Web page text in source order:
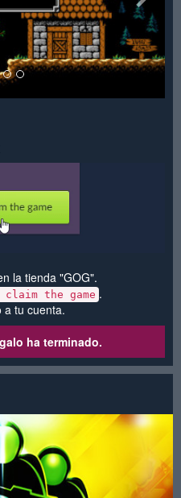
la tienda "GOG".
claim the game .
a tu cuenta.
ha terminado.